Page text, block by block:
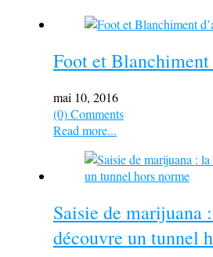
Foot et Blanchiment
mai 10, 2016
(0) Comments
Read more...
Saisie de marijuana
découvre un tunnel